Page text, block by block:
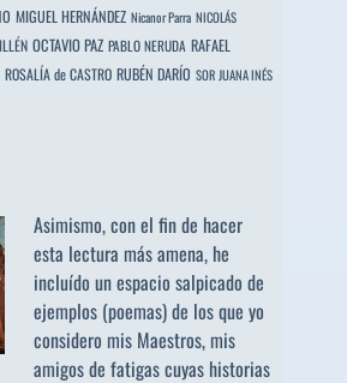
MIGUEL HERNÁNDEZ Nicanor Parra NICOLÁS
OCTAVIO PAZ PABLO NERUDA RAFAEL
ROSALÍA de CASTRO RUBÉN DARÍO SOR JUANA INÉS
Asimismo, con el fin de hacer
esta lectura más amena, he
incluído un espacio salpicado de
ejemplos (poemas) de los que yo
considero mis Maestros, mis
amigos de fatigas cuyas historias